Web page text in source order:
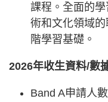
課程。全面的
術和文化領域
階學習基礎。
2026年收生資料/數
Band A申請人